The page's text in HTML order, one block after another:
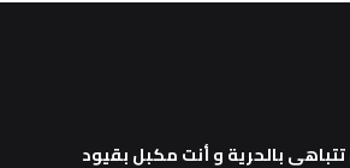
بالحرية و أنت مكبل بقيود